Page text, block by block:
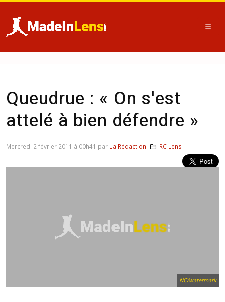
Queudrue : « On s'est
attelé à bien défendre »
NC/watermark
Mercredi 2 février 2011 à 00h41 par La Rédaction RC Lens